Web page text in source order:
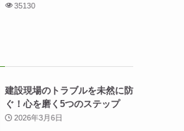
35130
建設現場のトラブルを未然に防
ぐ！心を磨く5つのステップ
2026年3月6日